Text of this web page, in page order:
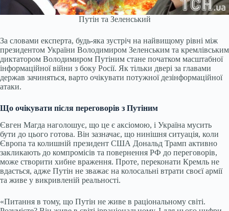
Путін та Зеленський
За словами експерта, будь-яка зустріч на найвищому рівні між
президентом України Володимиром Зеленським та кремлівським
диктатором Володимиром Путіним стане початком масштабної
інформаційної війни з боку Росії. Як тільки двері за главами
держав зачиняться, варто очікувати потужної дезінформаційної
атаки.
Що очікувати після переговорів з Путіним
Євген Магда наголошує, що це є аксіомою, і Україна мусить
бути до цього готова. Він зазначає, що нинішня ситуація, коли
Європа та колишній президент США Дональд Трамп активно
закликають до компромісів та повернення РФ до переговорів,
може створити хибне враження. Проте, переконати Кремль не
вдасться, адже Путін не зважає на колосальні втрати своєї армії
та живе у викривленій реальності.
«Питання в тому, що Путін не живе в раціональному світі.